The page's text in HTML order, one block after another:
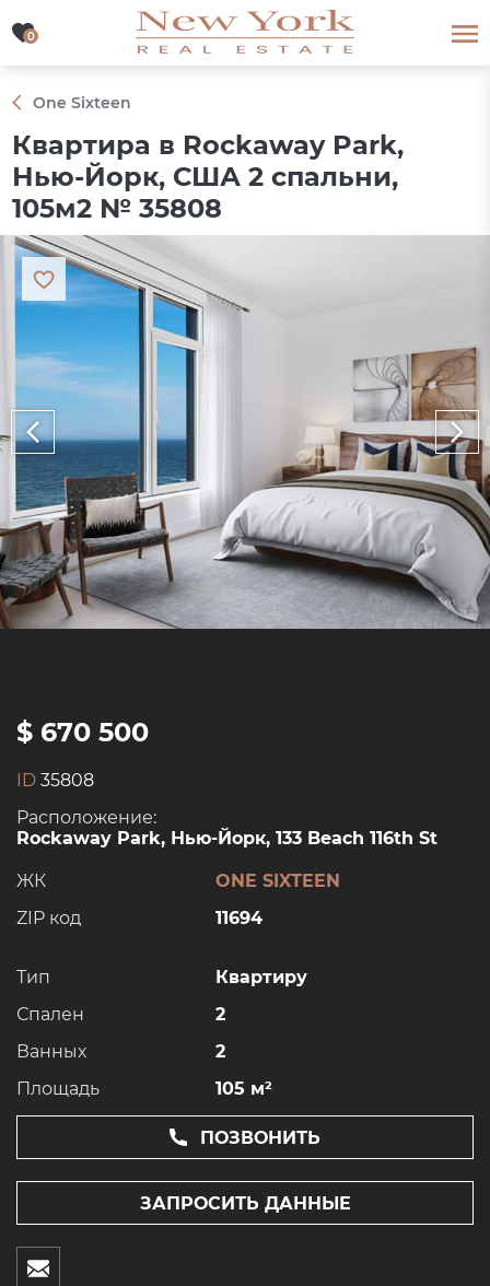
0
0
One Sixteen
Квартира в Rockaway Park,
Нью-Йорк, США 2 спальни,
105м2 № 35808
$ 670 500
ID 35808
Расположение:
Rockaway Park, Нью-Йорк, 133 Beach 116th St
ЖК
ONE SIXTEEN
ZIP код
11694
Тип
Квартиру
Спален
2
Ванных
2
Площадь
105 м²
ПОЗВОНИТЬ
ЗАПРОСИТЬ ДАННЫЕ